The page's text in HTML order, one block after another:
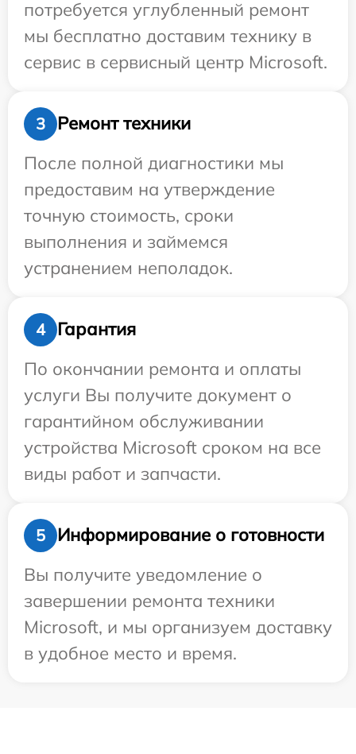
потребуется углубленный ремонт
мы бесплатно доставим технику в
сервис в сервисный центр Microsoft.
3
Ремонт техники
После полной диагностики мы
предоставим на утверждение
точную стоимость, сроки
выполнения и займемся
устранением неполадок.
4
Гарантия
По окончании ремонта и оплаты
услуги Вы получите документ о
гарантийном обслуживании
устройства Microsoft сроком на все
виды работ и запчасти.
5
Информирование о готовности
Вы получите уведомление о
завершении ремонта техники
Microsoft, и мы организуем доставку
в удобное место и время.